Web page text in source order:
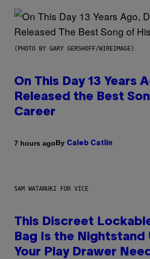
(PHOTO BY GARY GERSHOFF/WIREIMAGE)
On This Day 13 Years
Released the Best
Career
7 hours agoBy Caleb Catlin
SAM WATANUKI FOR VICE
This Discreet
Bag Is the Nightstand
Your Play Drawer